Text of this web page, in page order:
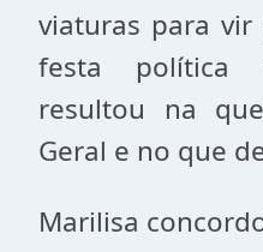
viaturas para
festa política
resultou na
Geral e no que
Marilisa